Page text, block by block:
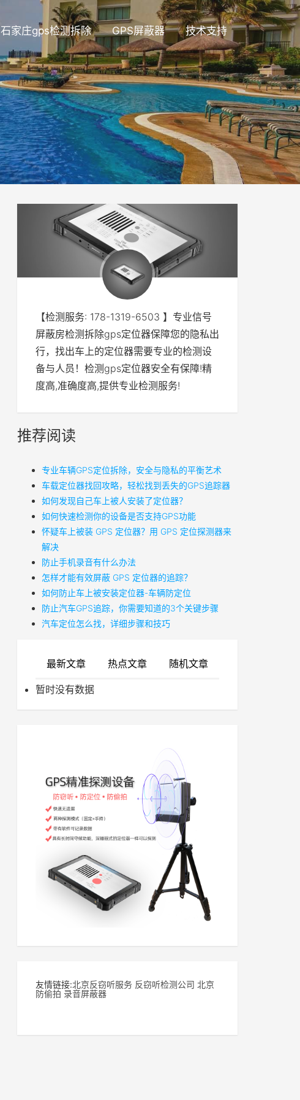
石家庄gps检测拆除 GPS屏蔽器 技术支持
【检测服务: 178-1319-6503 】专业信号
屏蔽房检测拆除gps定位器保障您的隐私出
行，找出车上的定位器需要专业的检测设
备与人员！检测gps定位器安全有保障!精
度高,准确度高,提供专业检测服务!
推荐阅读
专业车辆GPS定位拆除，安全与隐私的平衡艺术
车载定位器找回攻略，轻松找到丢失的GPS追踪器
如何发现自己车上被人安装了定位器？
如何快速检测你的设备是否支持GPS功能
怀疑车上被装 GPS 定位器？用 GPS 定位探测器来
解决
防止手机录音有什么办法
怎样才能有效屏蔽 GPS 定位器的追踪？
如何防止车上被安装定位器-车辆防定位
防止汽车GPS追踪，你需要知道的3个关键步骤
汽车定位怎么找，详细步骤和技巧
最新文章 热点文章 随机文章
暂时没有数据
友情链接:北京反窃听服务 反窃听检测公司 北京
防偷拍 录音屏蔽器